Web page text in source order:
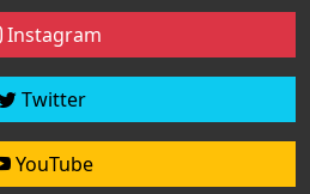
Instagram
Twitter
YouTube